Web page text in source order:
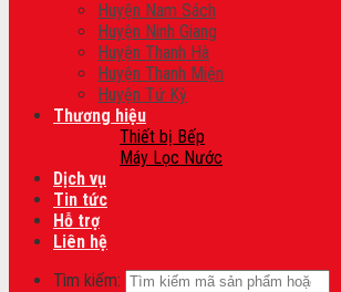
Huyện Nam Sách
Huyện Ninh Giang
Huyện Thanh Hà
Huyện Thanh Miện
Huyện Tứ Kỳ
Thương hiệu
Thiết bị Bếp
Máy Lọc Nước
Dịch vụ
Tin tức
Hỗ trợ
Liên hệ
Tìm kiếm: